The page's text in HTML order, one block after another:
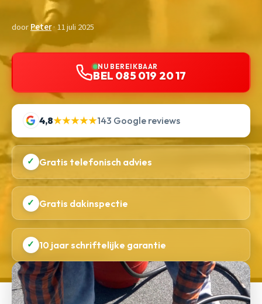
doorPeter· 11 juli 2025
NU BEREIKBAAR
BEL 085 019 20 17
4,8★★★★★143 Google reviews
✓ Gratis telefonisch advies
✓ Gratis dakinspectie
✓ 10 jaar schriftelijke garantie